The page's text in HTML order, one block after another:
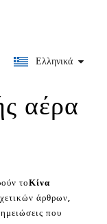
Ελληνικά
αέρα
τοΚίνα
άρθρων,
που